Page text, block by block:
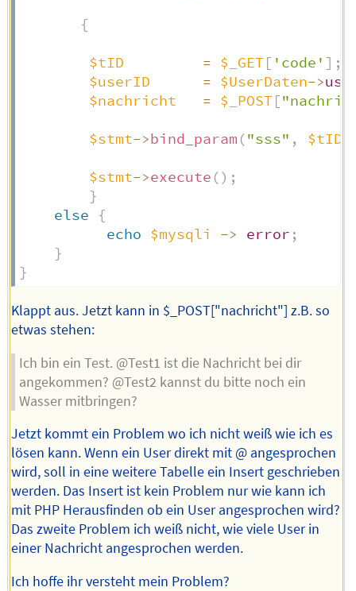
{
$tID = $_GET [ 'code' ] ;
$userID
= $UserDaten->
$nachricht
= $_POST [
$stmt->bind_param ("sss" , $tID
$stmt->execute () ;
}
else
{
echo $mysqli -> error ;
}
}
Klappt aus. Jetzt kann in $_POST["nachricht"] z.B. so
etwas stehen:
Ich bin ein Test. @Test1 ist die Nachricht bei dir
angekommen? @Test2 kannst du bitte noch ein
Wasser mitbringen?
Jetzt kommt ein Problem wo ich nicht weiß wie ich es
lösen kann. Wenn ein User direkt mit @ angesprochen
wird, soll in eine weitere Tabelle ein Insert geschrieben
werden. Das Insert ist kein Problem nur wie kann ich
mit PHP Herausfinden ob ein User angesprochen wird?
Das zweite Problem ich weiß nicht, wie viele User in
einer Nachricht angesprochen werden.
Ich hoffe ihr versteht mein Problem?